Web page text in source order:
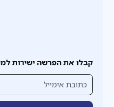
קבלו את הפרשה ישירות